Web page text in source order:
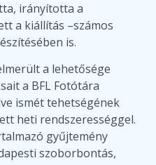
irányította a
a kiállítás –számos
is.
a lehetősége
a BFL Fotótára
ismét tehetségének
heti rendszerességgel.
gyűjtemény
szoborbontás,